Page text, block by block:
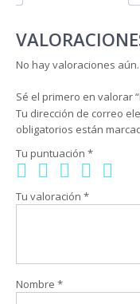
No hay valoraciones aún.
Sé el primero en valorar
Tu dirección de correo
obligatorios están
Tu puntuación *
Tu valoración *
Nombre *